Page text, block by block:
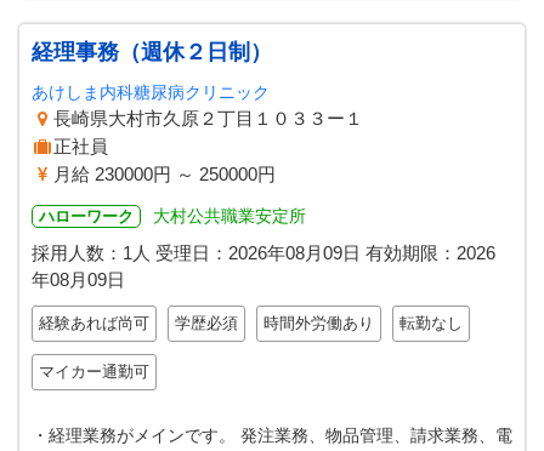
経理事務（週休２日制）
あけしま内科糖尿病クリニック
長崎県大村市久原２丁目１０３３ー１
正社員
月給 230000円 ～ 250000円
ハローワーク 大村公共職業安定所
採用人数：1人 受理日： 2026年08月09日 有効期限： 2026
年08月09日
経験あれば尚可 学歴必須 時間外労働あり 転勤なし
マイカー通勤可
・経理業務がメインです。 発注業務、物品管理、請求業務、電